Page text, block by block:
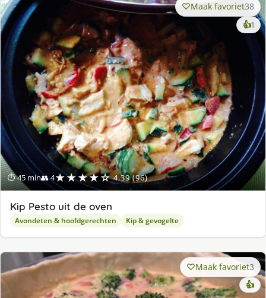
⏱ 45 min👥 4★★★★☆ 4.39 (96)
Maak favoriet38
👍1
Kip Pesto uit de oven
Avondeten & hoofdgerechten Kip & gevogelte
Maak favoriet3
👍